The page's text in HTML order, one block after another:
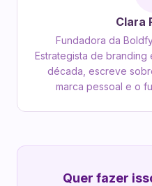
Clara
Fundadora da
Estrategista de branding
década, escreve
marca pessoal e o
Quer fazer